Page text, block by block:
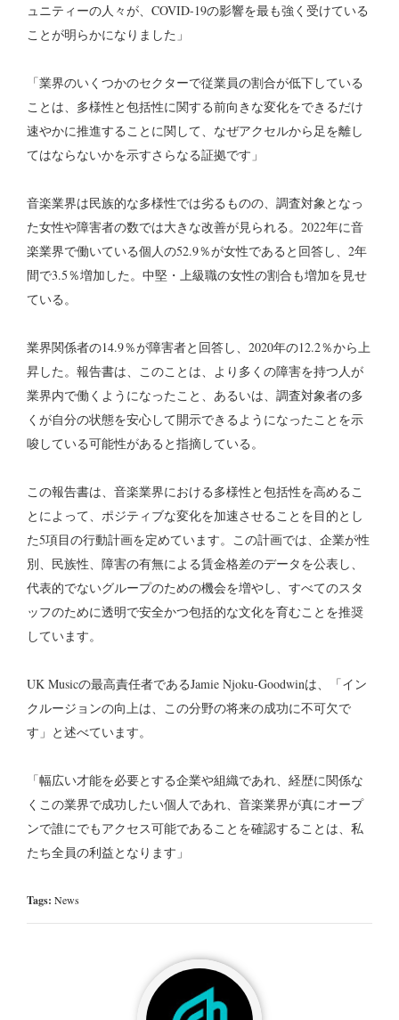
ュニティーの人々が、COVID-19の影響を最も強く受けている
ことが明らかになりました」
「業界のいくつかのセクターで従業員の割合が低下している
ことは、多様性と包括性に関する前向きな変化をできるだけ
速やかに推進することに関して、なぜアクセルから足を離し
てはならないかを示すさらなる証拠です」
音楽業界は民族的な多様性では劣るものの、調査対象となっ
た女性や障害者の数では大きな改善が見られる。2022年に音
楽業界で働いている個人の52.9％が女性であると回答し、2年
間で3.5％増加した。中堅・上級職の女性の割合も増加を見せ
ている。
業界関係者の14.9％が障害者と回答し、2020年の12.2％から上
昇した。報告書は、このことは、より多くの障害を持つ人が
業界内で働くようになったこと、あるいは、調査対象者の多
くが自分の状態を安心して開示できるようになったことを示
唆している可能性があると指摘している。
この報告書は、音楽業界における多様性と包括性を高めるこ
とによって、ポジティブな変化を加速させることを目的とし
た5項目の行動計画を定めています。この計画では、企業が性
別、民族性、障害の有無による賃金格差のデータを公表し、
代表的でないグループのための機会を増やし、すべてのスタ
ッフのために透明で安全かつ包括的な文化を育むことを推奨
しています。
UK Musicの最高責任者であるJamie Njoku-Goodwinは、「イン
クルージョンの向上は、この分野の将来の成功に不可欠で
す」と述べています。
「幅広い才能を必要とする企業や組織であれ、経歴に関係な
くこの業界で成功したい個人であれ、音楽業界が真にオープ
ンで誰にでもアクセス可能であることを確認することは、私
たち全員の利益となります」
Tags: News